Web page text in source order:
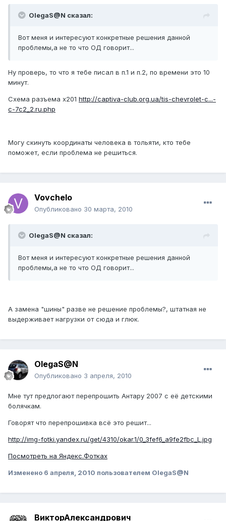
OlegaS@N сказал:
Вот меня и интересуют конкретные решения данной
проблемы,а не то что ОД говорит...
Ну проверь, то что я тебе писал в п.1 и п.2, по времени это 10
минут.
Схема разъема x201 http://captiva-club.org.ua/tis-chevrolet-c...-
c-7c2_2.ru.php
Могу скинуть координаты человека в тольяти, кто тебе
поможет, если проблема не решиться.
Vovchelo
Опубликовано 30 марта, 2010
OlegaS@N сказал:
Вот меня и интересуют конкретные решения данной
проблемы,а не то что ОД говорит...
А замена "шины" разве не решение проблемы?, штатная не
выдерживает нагрузки от сюда и глюк.
OlegaS@N
Опубликовано 3 апреля, 2010
Мне тут предлогают перепрошить Антару 2007 с её детскими
болячкам.
Говорят что перепрошивка всё это решит...
http://img-fotki.yandex.ru/get/4310/okar.1/0_3fef6_a9fe2fbc_L.jpg
Посмотреть на Яндекс.Фотках
Изменено 6 апреля, 2010 пользователем OlegaS@N
ВикторАлександрович